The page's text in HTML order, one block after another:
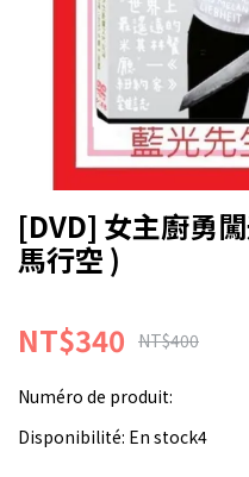
[DVD] 女主廚勇
馬行空 )
NT$340 NT$400
Numéro de produit:
Disponibilité: En stock4